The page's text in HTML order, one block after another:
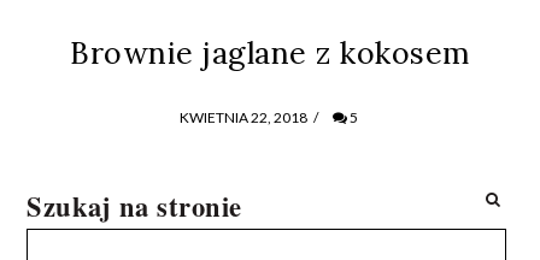
Brownie jaglane z kokosem
KWIETNIA 22, 2018 / 5
Szukaj na stronie